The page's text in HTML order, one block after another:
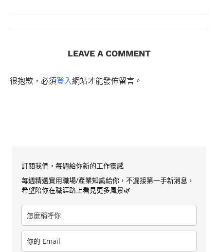
LEAVE A COMMENT
很抱歉，必須登入網站才能發佈留言。
訂閱我們，每週給你新的工作靈感
每週精選實用職場/產業知識給你，不漏接第一手新消息，
希望陪你在職涯路上看見更多風景🌿